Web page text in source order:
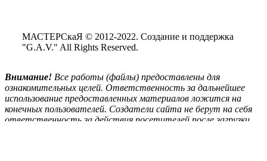
МАСТЕРСкаЯ © 2012-2022. Создание и поддержка
"G.A.V." All Rights Reserved.
Внимание! Все работы (файлы) предоставлены для
ознакомительных целей. Ответственность за дальнейшее
использование предоставленных материалов ложится на
конечных пользователей. Создатели сайта не берут на себя
ответственность за действия посетителей после загрузки